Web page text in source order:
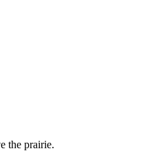
the prairie.